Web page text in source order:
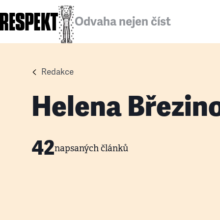
Odvaha nejen číst
Redakce
Helena
42napsaných článků